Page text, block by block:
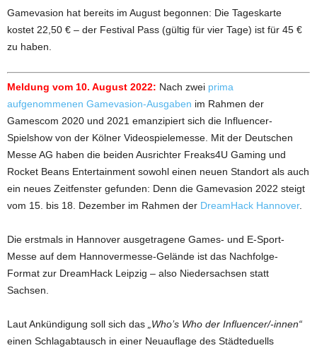
Gamevasion hat bereits im August begonnen: Die Tageskarte
kostet 22,50 € – der Festival Pass (gültig für vier Tage) ist für 45 €
zu haben.
Meldung vom 10. August 2022: Nach zwei prima
aufgenommenen Gamevasion-Ausgaben im Rahmen der
Gamescom 2020 und 2021 emanzipiert sich die Influencer-
Spielshow von der Kölner Videospielemesse. Mit der Deutschen
Messe AG haben die beiden Ausrichter Freaks4U Gaming und
Rocket Beans Entertainment sowohl einen neuen Standort als auch
ein neues Zeitfenster gefunden: Denn die Gamevasion 2022 steigt
vom 15. bis 18. Dezember im Rahmen der DreamHack Hannover.
Die erstmals in Hannover ausgetragene Games- und E-Sport-
Messe auf dem Hannovermesse-Gelände ist das Nachfolge-
Format zur DreamHack Leipzig – also Niedersachsen statt
Sachsen.
Laut Ankündigung soll sich das
„Who’s Who der Influencer/-innen“
einen Schlagabtausch in einer Neuauflage des Städteduells